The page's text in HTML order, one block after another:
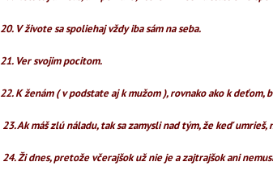
20. V živote sa spoliehaj vždy iba sám na seba.
21. Ver svojim pocitom.
22. K ženám ( v podstate aj k mužom ), rovnako ako k
23. Ak máš zlú náladu, tak sa zamysli nad tým, že keď
24. Ži dnes, pretože včerajšok už nie je a zajtrajšok ani